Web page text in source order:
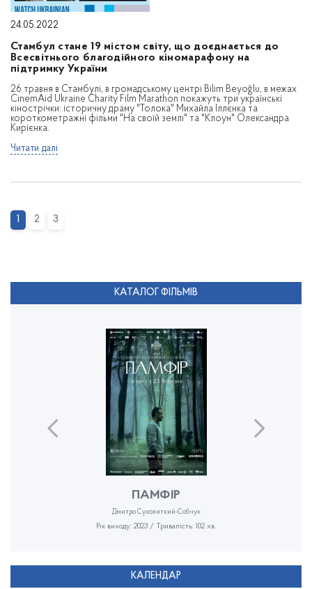
24.05.2022
Стамбул стане 19 містом світу, що доєднається до
Всесвітнього благодійного кіномарафону на
підтримку України
26 травня в Стамбулі, в громадському центрі Bilim Beyoğlu, в межах
CinemAid Ukraine Charity Film Marathon покажуть три українські
кінострічки: історичну драму "Толока" Михайла Іллєнка та
короткометражні фільми "На своїй землі" та "Клоун" Олександра
Кирієнка.
Читати далі
1 2 3
КАТАЛОГ ФІЛЬМІВ
ПАМФІР
Дмитро Сухолиткий-Собчук
Рік виходу: 2023 / Тривалість: 102 хв.
КАЛЕНДАР